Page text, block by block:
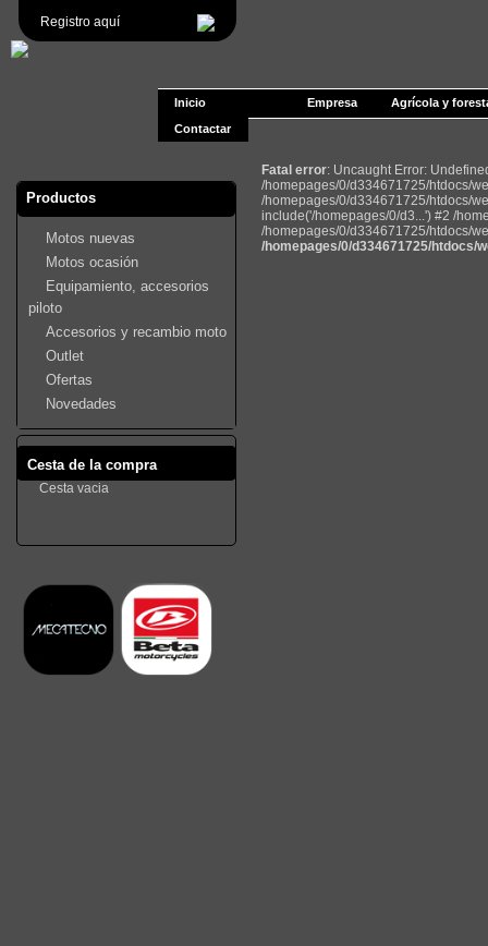
Registro aquí
Inicio Empresa
Agrícola y
Contactar
Productos
Motos nuevas
Motos ocasión
Equipamiento, accesorios
piloto
Accesorios y recambio moto
Outlet
Ofertas
Novedades
Cesta de la compra
Cesta vacia
Fatal error: Uncaught Error:
/homepages/0/d334671725/htdocs/
/homepages/0/d334671725/htdocs/
include('/homepages/0/d3...') #2 /
/homepages/0/d334671725/htdocs/
/homepages/0/d334671725/htdocs/